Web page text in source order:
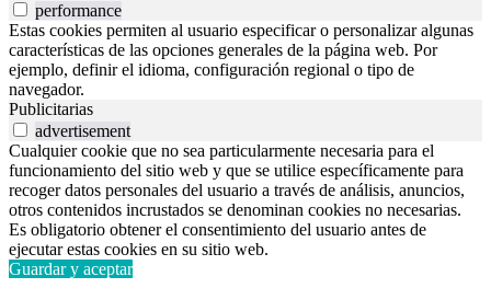
performance
Estas cookies permiten al usuario especificar o personalizar algunas
características de las opciones generales de la página web. Por
ejemplo, definir el idioma, configuración regional o tipo de
navegador.
Publicitarias
advertisement
Cualquier cookie que no sea particularmente necesaria para el
funcionamiento del sitio web y que se utilice específicamente para
recoger datos personales del usuario a través de análisis, anuncios,
otros contenidos incrustados se denominan cookies no necesarias.
Es obligatorio obtener el consentimiento del usuario antes de
ejecutar estas cookies en su sitio web.
Guardar y aceptar